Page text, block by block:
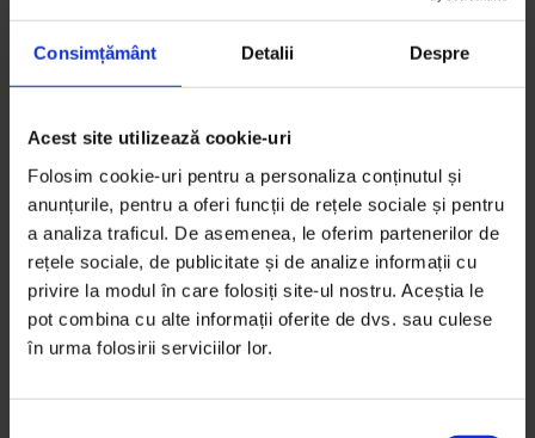
Consimțământ Detalii Despre
Acest site utilizează cookie-uri
Folosim cookie-uri pentru a personaliza conținutul și
anunțurile, pentru a oferi funcții de rețele sociale și pentru
a analiza traficul. De asemenea, le oferim partenerilor de
rețele sociale, de publicitate și de analize informații cu
privire la modul în care folosiți site-ul nostru. Aceștia le
pot combina cu alte informații oferite de dvs. sau culese
în urma folosirii serviciilor lor.
Eseuri
Cum mi-a urmărit Securitatea copilăria
Lupta împotriva sistemului a fost periculoasă peste
tot în Europa de Est. Pentru tatăl meu, un dizident
dintr-un mic sat românesc, a fost dezastruoasă.
DeCarmen Bugan
Timp de citire: 12 minute